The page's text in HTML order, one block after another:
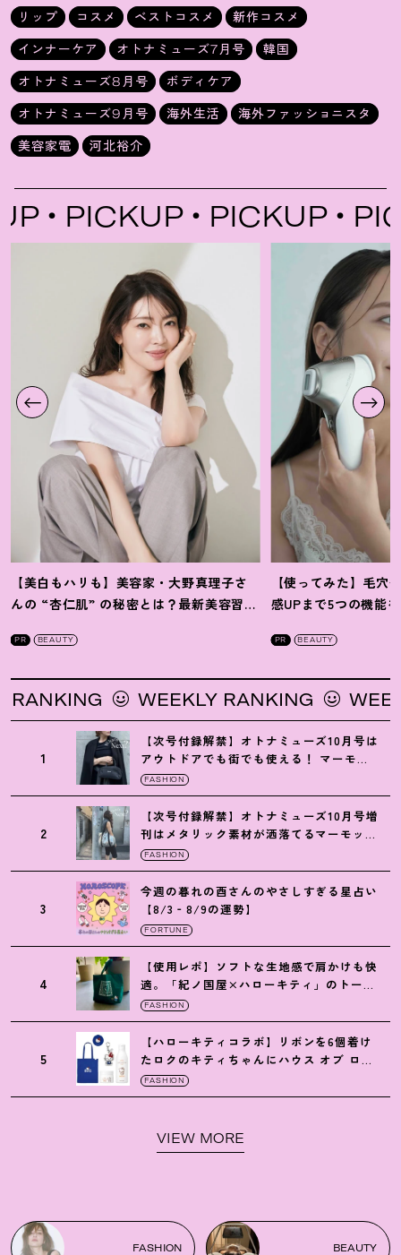
リップ コスメ ベストコスメ
新作コスメ
インナーケア
オトナミューズ7月号
韓国
オトナミューズ8月号
ボディケア
オトナミューズ9月号
海外生活
海外ファッショニスタ
美容家電
河北裕介
PICKUP PICKUP
【美白もハリも】美容家・大野真理子さ
んの “杏仁肌” の秘密とは ？ 最新美容習慣
PR BEAUTY
【使ってみた】毛穴
感UPまで5つの機能
PR BEAUTY
WEEKLY RANKING
1
【次号付録解禁】オトナミューズ10月号は
アウトドアでも街でも使える ！ マーモッ
トの黒ショルダー
FASHION
2
【次号付録解禁】オトナミューズ10月号増
刊はメタリック素材が洒落てるマーモット
の保冷バッグ
FASHION
3
今週の暮れの酉さんのやさしすぎる星占い
【8/3‐8/9の運勢】
FORTUNE
4
【使用レポ】ソフトな生地感で肩かけも快
適。「紀ノ国屋×ハローキティ」のトート
がガシガシ使えて最高です
FASHION
5
【ハローキティコラボ】リボンを6個着け
たロクのキティちゃんにハウス オブ ロー
ゼの限定パケも
FASHION
VIEW MORE
FASHION BEAUTY